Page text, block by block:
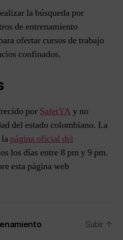
la búsqueda por
de entrenamiento
ofertar cursos de trabajo
confinados.
por SafetYAy no
del estado colombiano. La
página oficial del
los días entre 8 pm y 9 pm.
esta página web
Subir ↑